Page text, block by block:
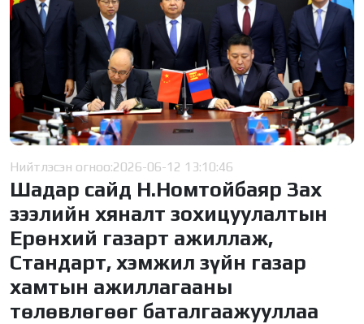
Нийтлэсэн огноо:2026-06-12 13:10:46
Шадар сайд Н.Номтойбаяр Зах
зээлийн хяналт зохицуулалтын
Ерөнхий газарт ажиллаж,
Стандарт, хэмжил зүйн газар
хамтын ажиллагааны
төлөвлөгөөг баталгаажууллаа